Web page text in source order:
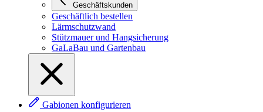
Geschäftskunden
Geschäftlich bestellen
Lärmschutzwand
Stützmauer und Hangsicherung
GaLaBau und Gartenbau
Gabionen konfigurieren